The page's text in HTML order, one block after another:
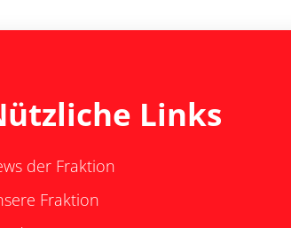
Links
der Fraktion
Fraktion